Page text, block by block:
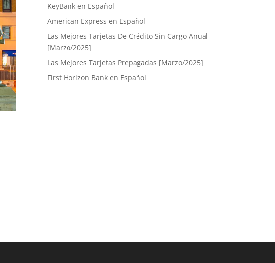
KeyBank en Español
American Express en Español
Las Mejores Tarjetas De Crédito Sin Cargo Anual
[Marzo/2025]
Las Mejores Tarjetas Prepagadas [Marzo/2025]
First Horizon Bank en Español